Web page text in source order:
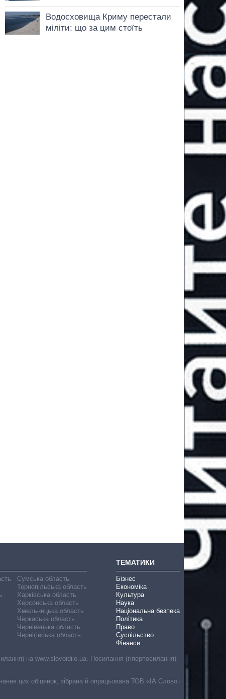
Сумська область
Тернопільська область
Харківська область
Херсонська область
Хмельницька область
Черкаська область
Чернівецька область
Чернігівська область
ТЕМАТИКИ
Бізнес
Економіка
Культура
Наука
Національна безпека
Політика
Право
Суспільство
Фінанси
на www.slovoidilo.ua. Посилання (гіперпосилання)
цих обіцянок, зібрана й опрацьована ТОВ «ІА Слово і